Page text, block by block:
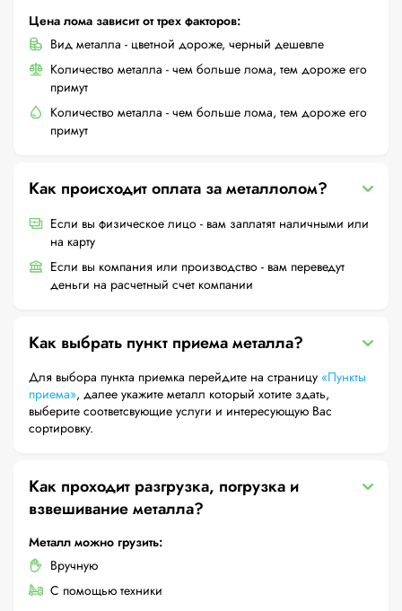
Цена лома зависит от трех факторов:
Вид металла - цветной дороже, черный дешевле
Количество металла - чем больше лома, тем дороже его
примут
Количество металла - чем больше лома, тем дороже его
примут
Как происходит оплата за металлолом?
Если вы физическое лицо - вам заплатят наличными или
на карту
Если вы компания или производство - вам переведут
деньги на расчетный счет компании
Как выбрать пункт приема металла?
Для выбора пункта приемка перейдите на страницу «Пункты
приема», далее укажите металл который хотите здать,
выберите соответсвующие услуги и интересующую Вас
сортировку.
Как проходит разгрузка, погрузка и
взвешивание металла?
Металл можно грузить:
Вручную
С помощью техники